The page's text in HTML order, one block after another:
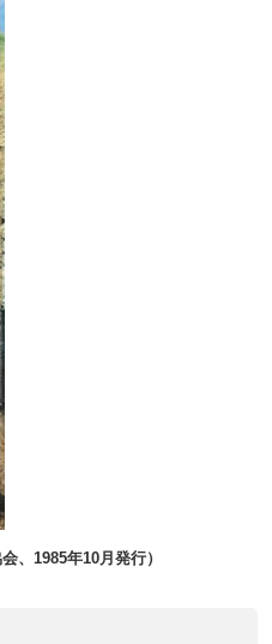
、1985年10月発行）